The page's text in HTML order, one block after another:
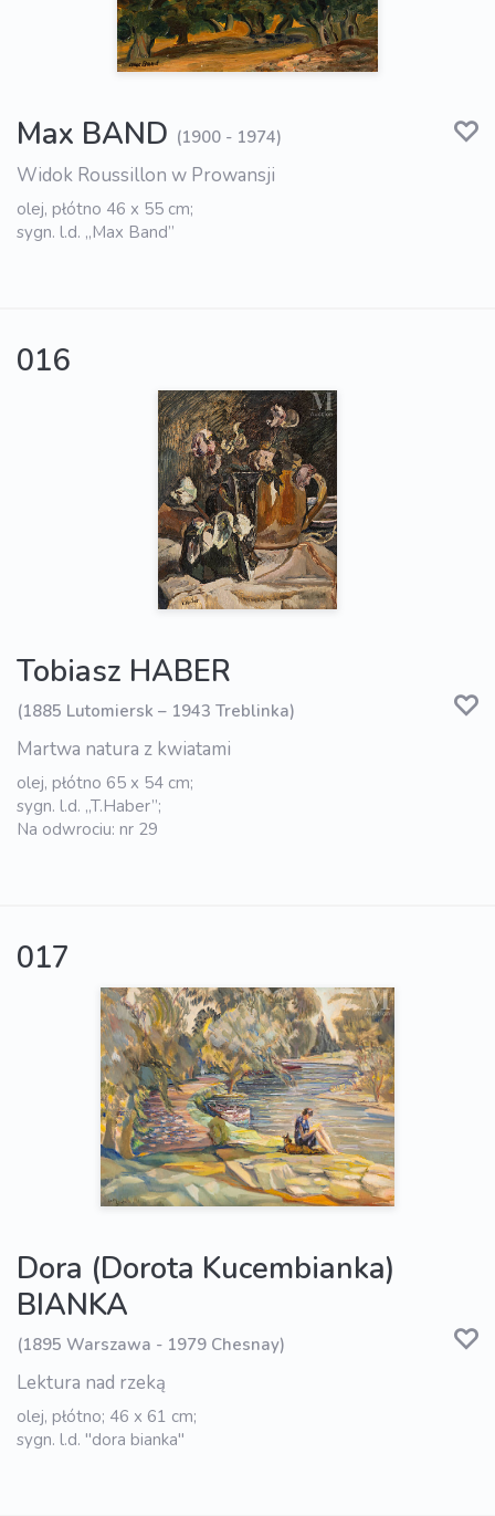
Max BAND (1900 - 1974)
Widok Roussillon w Prowansji
olej, płótno 46 x 55 cm;
sygn. l.d. „Max Band”
016
Tobiasz HABER
(1885 Lutomiersk – 1943 Treblinka)
Martwa natura z kwiatami
olej, płótno 65 x 54 cm;
sygn. l.d. „T.Haber”;
Na odwrociu: nr 29
017
Dora (Dorota Kucembianka)
BIANKA
(1895 Warszawa - 1979 Chesnay)
Lektura nad rzeką
olej, płótno; 46 x 61 cm;
sygn. l.d. "dora bianka"